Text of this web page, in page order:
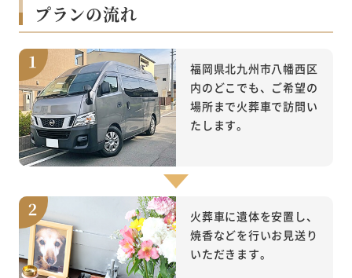
プランの流れ
福岡県北九州市八幡西区
内のどこでも、ご希望の
場所まで火葬車で訪問い
たします。
火葬車に遺体を安置し、
焼香などを行いお見送り
いただきます。